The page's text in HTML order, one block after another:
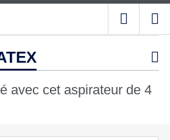

avec cet aspirateur de 4